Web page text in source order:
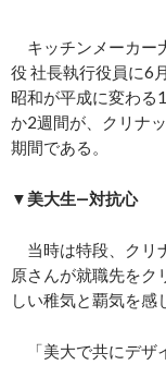
キッチンメーカー
役 社長執行役員に6
昭和が平成に変わる
か2週間が、クリナ
期間である。
▼美大生―対抗心
当時は特段、クリ
原さんが就職先をク
しい稚気と覇気を感
「美大で共にデザ